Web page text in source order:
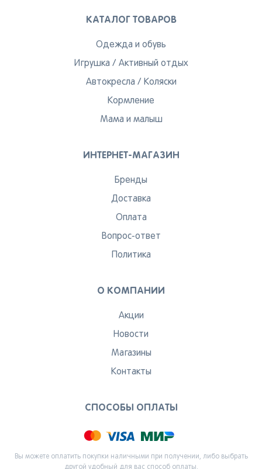
КАТАЛОГ ТОВАРОВ
Одежда и обувь
Игрушка / Активный отдых
Автокресла / Коляски
Кормление
Мама и малыш
ИНТЕРНЕТ-МАГАЗИН
Бренды
Доставка
Оплата
Вопрос-ответ
Политика
О КОМПАНИИ
Акции
Новости
Магазины
Контакты
СПОСОБЫ ОПЛАТЫ
Вы можете оплатить покупки наличными при получении, либо выбрать
другой удобный для вас способ оплаты.